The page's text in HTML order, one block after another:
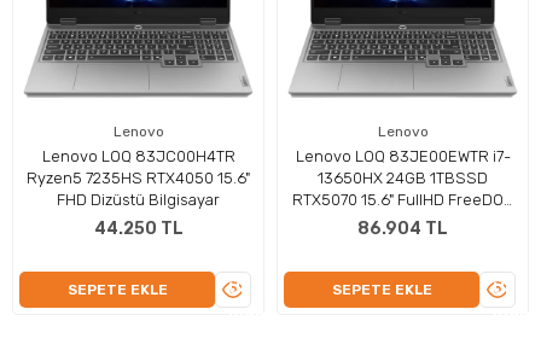
Lenovo
Lenovo LOQ 83JC00H4TR
Ryzen5 7235HS RTX4050 15.6"
FHD Dizüstü Bilgisayar
44.250 TL
SEPETE EKLE
ÜRÜNÜ
Lenovo
Lenovo LOQ 83JE00EWTR i7-
13650HX 24GB 1TBSSD
RTX5070 15.6" FullHD FreeDOS
Taşınabilir Bilgisayar
86.904 TL
SEPETE EKLE